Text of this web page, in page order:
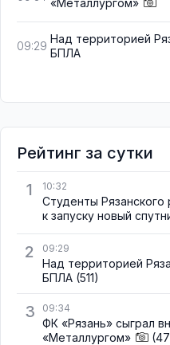
«Металлургом»
09:29
Над территорией
БПЛА
Рейтинг за сутки
1
10:32
Студенты Рязанского
к запуску новый
2 09:29
Над территорией
БПЛА (511)
3 09:34
ФК «Рязань» сыграл
«Металлургом»